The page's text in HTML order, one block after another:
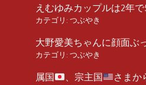
えむゆみカップルは2年
カテゴリ: つぶやき
大野愛美ちゃんに顔面ぶ
カテゴリ: つぶやき
属国 、宗主国 さまか